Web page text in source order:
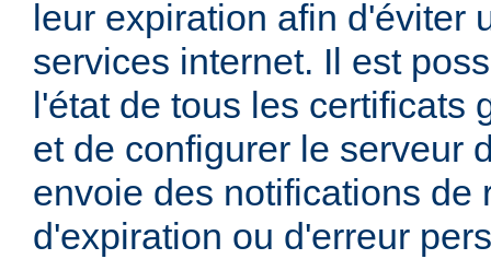
leur expiration afin d'éviter
services internet. Il est
l'état de tous les certificats
et de configurer le serveur
envoie des notifications de
d'expiration ou d'erreur